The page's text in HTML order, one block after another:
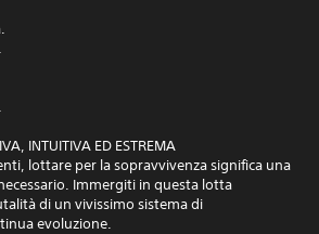
INTUITIVA ED ESTREMA
lottare per la sopravvivenza significa una
Immergiti in questa lotta
di un vivissimo sistema di
evoluzione.